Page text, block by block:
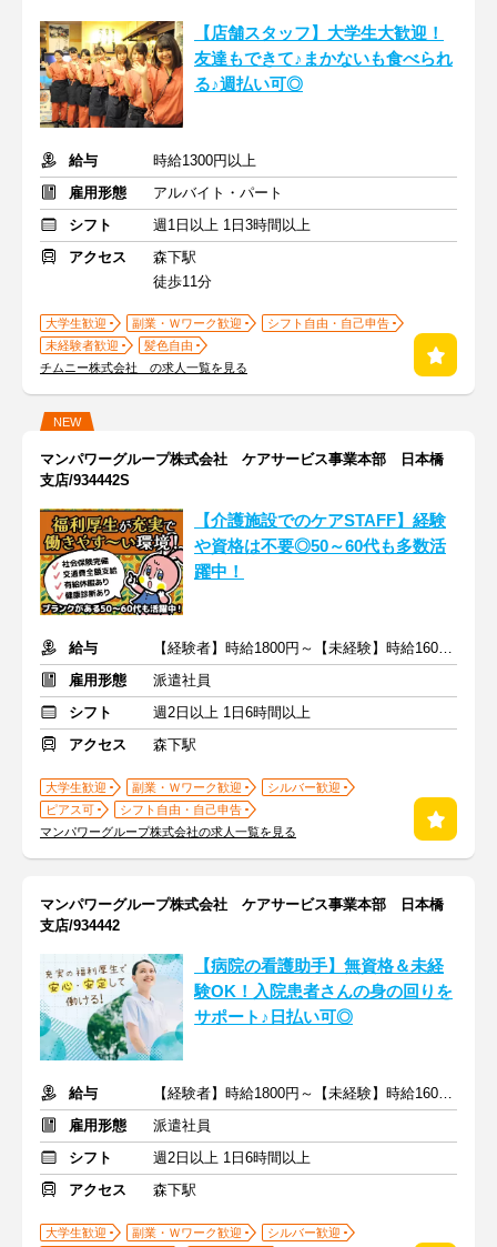
【店舗スタッフ】大学生大歓迎！
友達もできて♪まかないも食べられ
る♪週払い可◎
給与
時給1300円以上
雇用形態
アルバイト・パート
シフト
週1日以上 1日3時間以上
アクセス
森下駅
徒歩11分
大学生歓迎 副業・Ｗワーク歓迎
シフト自由・自己申告
未経験者歓迎
髪色自由
チムニー株式会社 の求人一覧を見る
NEW
マンパワーグループ株式会社 ケアサービス事業本部 日本橋
支店/934442S
【介護施設でのケアSTAFF】経験
や資格は不要◎50～60代も多数活
躍中！
給与
【経験者】時給1800円～【未経験】時給1600円～ ※交通費全額
雇用形態
派遣社員
シフト
週2日以上 1日6時間以上
アクセス
森下駅
大学生歓迎 副業・Ｗワーク歓迎
シルバー歓迎
ピアス可
シフト自由・自己申告
マンパワーグループ株式会社の求人一覧を見る
マンパワーグループ株式会社 ケアサービス事業本部 日本橋
支店/934442
【病院の看護助手】無資格＆未経
験OK！入院患者さんの身の回りを
サポート♪日払い可◎
給与
【経験者】時給1800円～【未経験】時給1600円～ ※交通費全額
雇用形態
派遣社員
シフト
週2日以上 1日6時間以上
アクセス
森下駅
大学生歓迎 副業・Ｗワーク歓迎
シルバー歓迎